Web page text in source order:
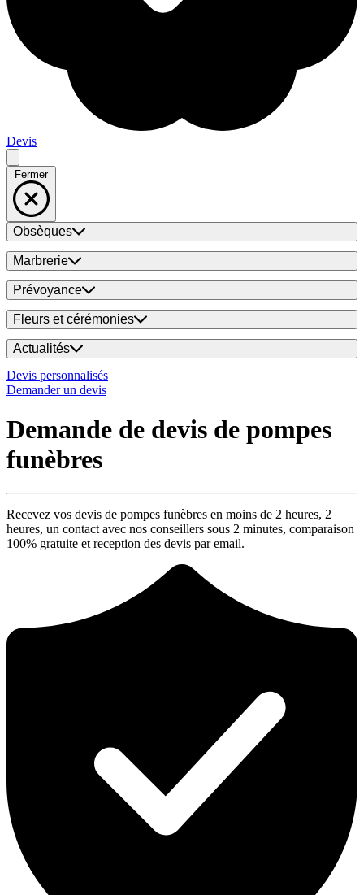
Devis
Fermer
Obsèques
Marbrerie
Prévoyance
Fleurs et cérémonies
Actualités
Devis personnalisés
Demander un devis
Demande de devis de pompes
funèbres
Recevez vos devis de pompes funèbres en moins de 2 heures, 2
heures, un contact avec nos conseillers sous 2 minutes, comparaison
100% gratuite et reception des devis par email.